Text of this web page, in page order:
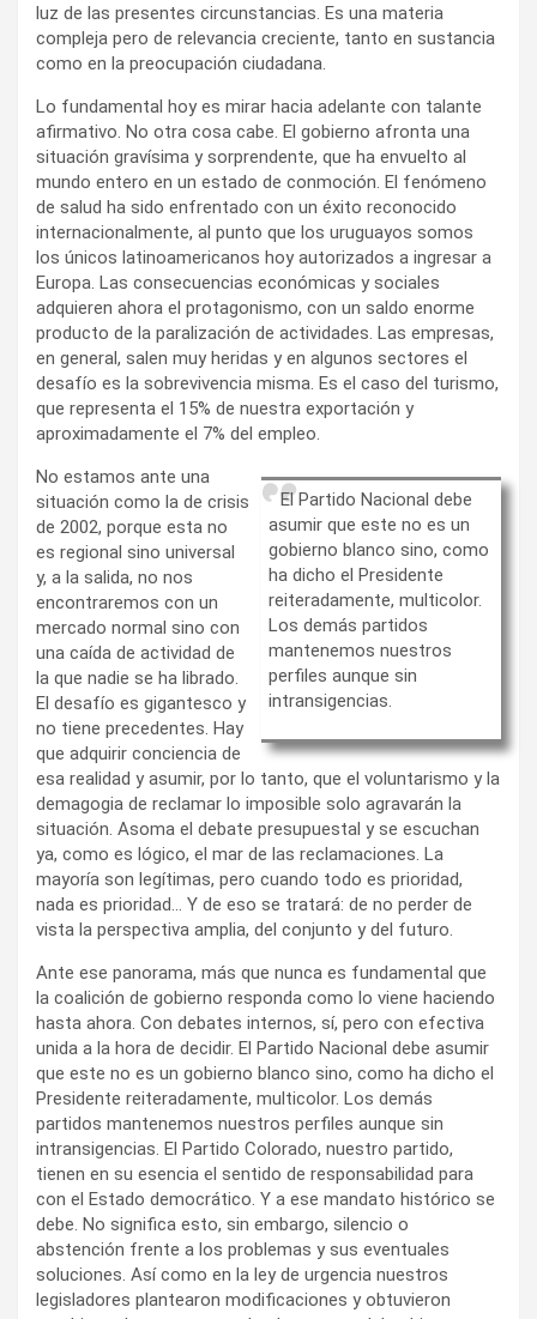
luz de las presentes circunstancias. Es una materia
compleja pero de relevancia creciente, tanto en sustancia
como en la preocupación ciudadana.
Lo fundamental hoy es mirar hacia adelante con talante
afirmativo. No otra cosa cabe. El gobierno afronta una
situación gravísima y sorprendente, que ha envuelto al
mundo entero en un estado de conmoción. El fenómeno
de salud ha sido enfrentado con un éxito reconocido
internacionalmente, al punto que los uruguayos somos
los únicos latinoamericanos hoy autorizados a ingresar a
Europa. Las consecuencias económicas y sociales
adquieren ahora el protagonismo, con un saldo enorme
producto de la paralización de actividades. Las empresas,
en general, salen muy heridas y en algunos sectores el
desafío es la sobrevivencia misma. Es el caso del turismo,
que representa el 15% de nuestra exportación y
aproximadamente el 7% del empleo.
El Partido Nacional debe
asumir que este no es un
gobierno blanco sino, como
ha dicho el Presidente
reiteradamente, multicolor.
Los demás partidos
mantenemos nuestros
perfiles aunque sin
intransigencias.
No estamos ante una
situación como la de crisis
de 2002, porque esta no
es regional sino universal
y, a la salida, no nos
encontraremos con un
mercado normal sino con
una caída de actividad de
la que nadie se ha librado.
El desafío es gigantesco y
no tiene precedentes. Hay
que adquirir conciencia de
esa realidad y asumir, por lo tanto, que el voluntarismo y la
demagogia de reclamar lo imposible solo agravarán la
situación. Asoma el debate presupuestal y se escuchan
ya, como es lógico, el mar de las reclamaciones. La
mayoría son legítimas, pero cuando todo es prioridad,
nada es prioridad… Y de eso se tratará: de no perder de
vista la perspectiva amplia, del conjunto y del futuro.
Ante ese panorama, más que nunca es fundamental que
la coalición de gobierno responda como lo viene haciendo
hasta ahora. Con debates internos, sí, pero con efectiva
unida a la hora de decidir. El Partido Nacional debe asumir
que este no es un gobierno blanco sino, como ha dicho el
Presidente reiteradamente, multicolor. Los demás
partidos mantenemos nuestros perfiles aunque sin
intransigencias. El Partido Colorado, nuestro partido,
tienen en su esencia el sentido de responsabilidad para
con el Estado democrático. Y a ese mandato histórico se
debe. No significa esto, sin embargo, silencio o
abstención frente a los problemas y sus eventuales
soluciones. Así como en la ley de urgencia nuestros
legisladores plantearon modificaciones y obtuvieron